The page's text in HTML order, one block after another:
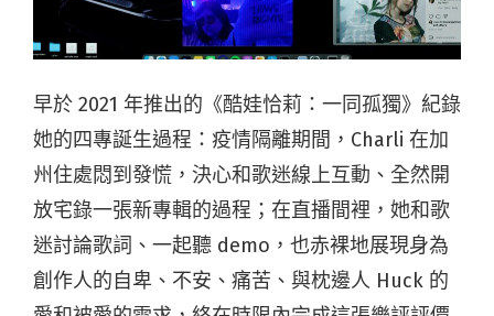
早於 2021 年推出的《酷娃恰莉：一同孤獨》紀錄
她的四專誕生過程：疫情隔離期間，Charli 在加
州住處悶到發慌，決心和歌迷線上互動、全然開
放宅錄一張新專輯的過程；在直播間裡，她和歌
迷討論歌詞、一起聽 demo，也赤裸地展現身為
創作人的自卑、不安、痛苦、與枕邊人 Huck 的